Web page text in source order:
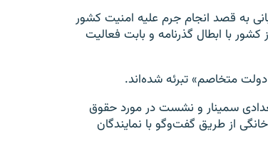
به قصد انجام جرم علیه امنیت کشور
با ابطال گذرنامه و بابت فعالیت
متخاصم» تبرئه شده‌اند.
سمینار و نشست در مورد حقوق
از طریق گفت‌وگو با نمایندگان